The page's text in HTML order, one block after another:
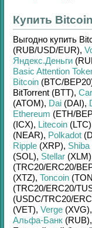
Купить
Выгодно купить
(RUB/USD/EUR),
Яндекс.Деньги
Basic Attention
Bitcoin (BTC/
BitTorrent (BTT),
(ATOM), Dai (DAI),
Ethereum (ETH/
(ICX), Litecoin (LTC)
(NEAR), Polkadot
Ripple (XRP), Shiba
(SOL), Stellar (XLM)
(TRC20/ERC20/
(XTZ), Toncoin
(TRC20/ERC20/
(USDC/TRC20/
(VET), Verge (XVG),
Альфа-Банк (RUB),